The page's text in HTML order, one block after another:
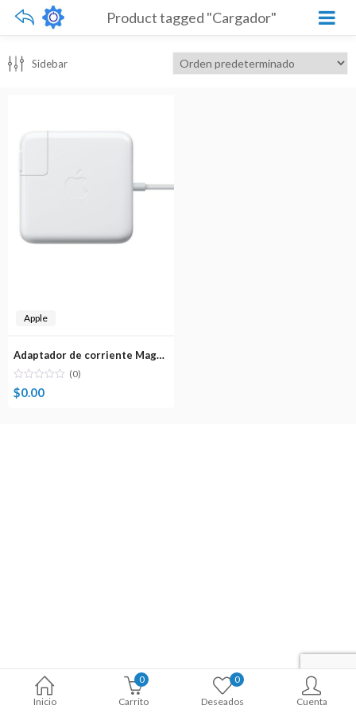
Product tagged "Cargador"
Inicio
0
Carrito
0
Deseados
Cuenta
Sidebar
Apple
Adaptador de corriente MagSafe de 85W
(0)
$0.00